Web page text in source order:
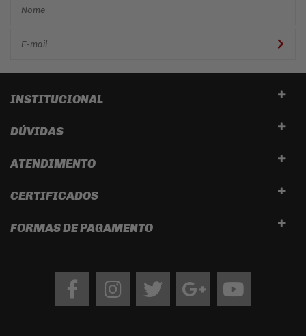
INSTITUCIONAL
DÚVIDAS
ATENDIMENTO
CERTIFICADOS
FORMAS DE PAGAMENTO
FacebookInstagram twitter googleYoutube